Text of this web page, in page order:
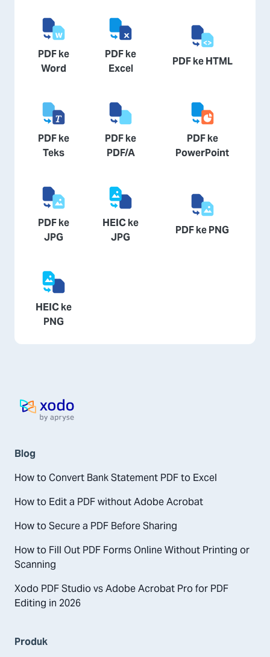
PDF ke
Word
PDF ke
Excel
PDF ke HTML
PDF ke
Teks
PDF ke
PDF/A
PDF ke
PowerPoint
PDF ke
JPG
HEIC ke
JPG
PDF ke PNG
HEIC ke
PNG
Halaman utama
Blog
How to Convert Bank Statement PDF to Excel
How to Edit a PDF without Adobe Acrobat
How to Secure a PDF Before Sharing
How to Fill Out PDF Forms Online Without Printing or
Scanning
Xodo PDF Studio vs Adobe Acrobat Pro for PDF
Editing in 2026
Produk